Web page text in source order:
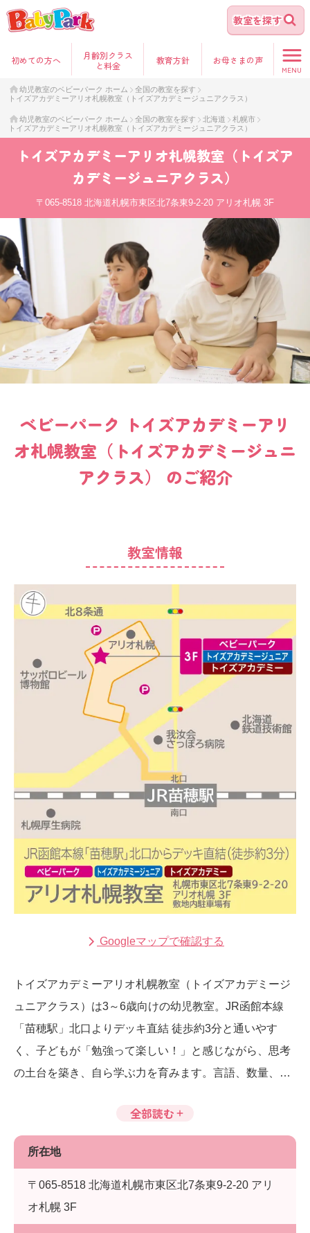
教室を探す
初めての方へ
月齢別クラス
と料金
教育方針 お母さまの声
MENU
幼児教室のベビーパーク ホーム
全国の教室を探す
トイズアカデミーアリオ札幌教室（トイズアカデミージュニアクラス）
幼児教室のベビーパーク ホーム 全国の教室を探す 北海道
札幌市
トイズアカデミーアリオ札幌教室（トイズアカデミージュニアクラス）
トイズアカデミーアリオ札幌教室（トイズア
カデミージュニアクラス）
〒065-8518 北海道札幌市東区北7条東9-2-20 アリオ札幌 3F
ベビーパーク トイズアカデミーアリ
オ札幌教室（トイズアカデミージュニ
アクラス）
のご紹介
教室情報
Googleマップで確認する
トイズアカデミーアリオ札幌教室（トイズアカデミージ
ュニアクラス）は3～6歳向けの幼児教室。JR函館本線
「苗穂駅」北口よりデッキ直結 徒歩約3分と通いやす
く、子どもが「勉強って楽しい！」と感じながら、思考
の土台を築き、自ら学ぶ力を育みます。言語、数量、空
全部読む
所在地
〒065-8518 北海道札幌市東区北7条東9-2-20 アリ
オ札幌 3F